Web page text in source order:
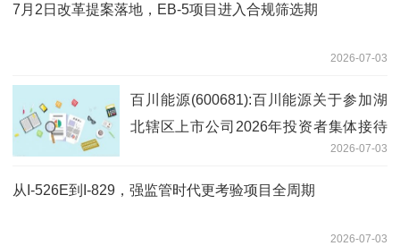
7月2日改革提案落地，EB-5项目进入合规筛选期
2026-07-03
百川能源(600681):百川能源关于参加湖
北辖区上市公司2026年投资者集体接待
2026-07-03
从I-526E到I-829，强监管时代更考验项目全周期
2026-07-03